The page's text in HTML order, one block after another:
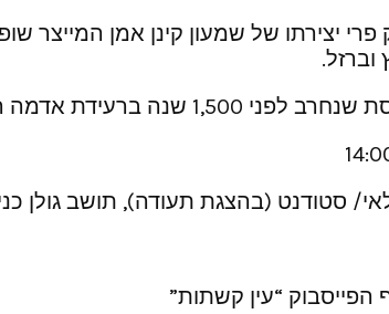
יצירתו של שמעון קינן אמן המייצר
וברזל.
ושוקם בטכנולוגיה מרתקת.
הפייסבוק “עין קשתות”